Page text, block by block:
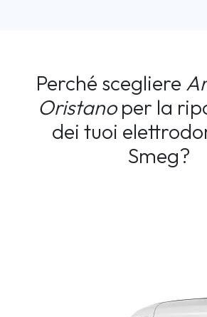
Perché scegliere
Oristanoper la
dei tuoi
Smeg?